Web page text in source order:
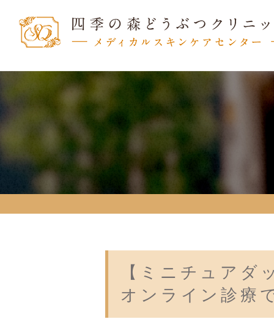
【ミニチュアダ
オンライン診療